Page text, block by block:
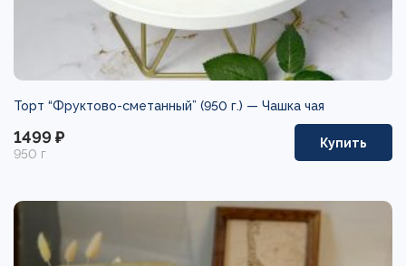
Торт “Фруктово-сметанный” (950 г.) — Чашка чая
1499 ₽
950 г
Купить